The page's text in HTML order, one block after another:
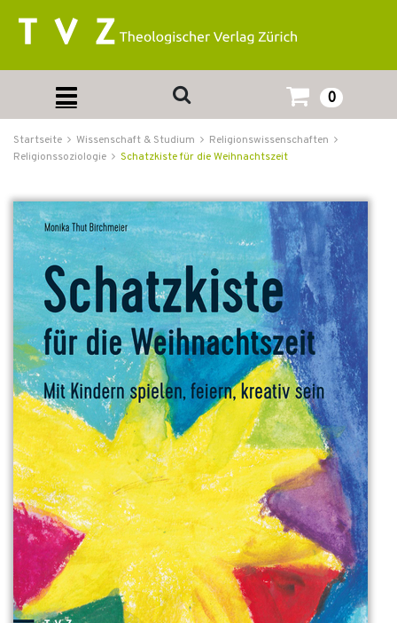
0
Startseite Wissenschaft & Studium
Religionswissenschaften
Religionssoziologie
Schatzkiste für die Weihnachtszeit